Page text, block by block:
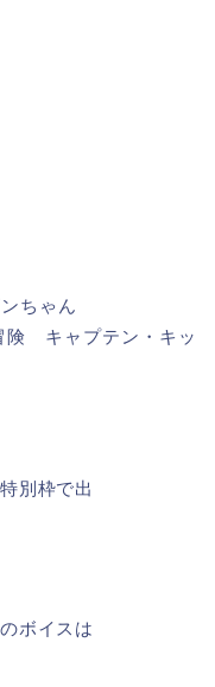
ちゃん
険 キャプテン・キッ
別枠で出
ボイスは